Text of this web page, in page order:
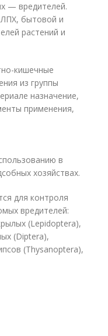
— вредителей.
ЛПХ, бытовой и
растений и
кишечные
из группы
назначение,
применения,
в
хозяйствах.
для контроля
вредителей:
(Lepidoptera),
(Diptera),
(Thysanoptera),